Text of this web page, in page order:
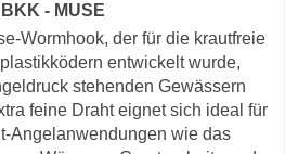
- MUSE
Wormhook, der für die krautfreie
entwickelt wurde,
stehenden Gewässern
feine Draht eignet sich ideal für
Angelanwendungen wie das